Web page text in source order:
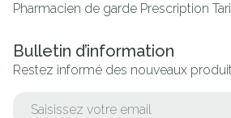
Pharmacien de garde Prescription
Bulletin d’information
Restez informé des nouveaux